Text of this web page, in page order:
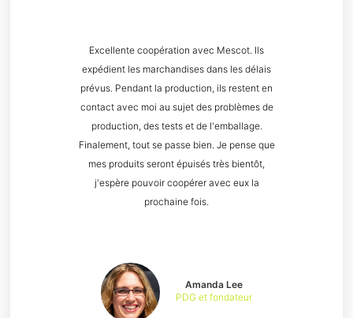
Amanda Lee
PDG et fondateur
Excellente coopération avec Mescot. Ils
expédient les marchandises dans les délais
prévus. Pendant la production, ils restent en
contact avec moi au sujet des problèmes de
production, des tests et de l'emballage.
Finalement, tout se passe bien. Je pense que
mes produits seront épuisés très bientôt,
j'espère pouvoir coopérer avec eux la
prochaine fois.